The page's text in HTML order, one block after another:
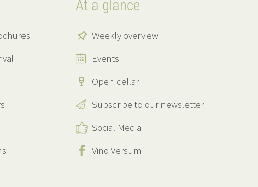
At a glance
Weekly overview
Events
Open cellar
Subscribe to our newsletter
Social Media
Vino Versum